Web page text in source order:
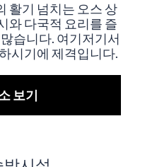
활기 넘치는 오스 상
와 다국적 요리를 즐
습니다. 여기저기서
시기에 제격입니다.
보기